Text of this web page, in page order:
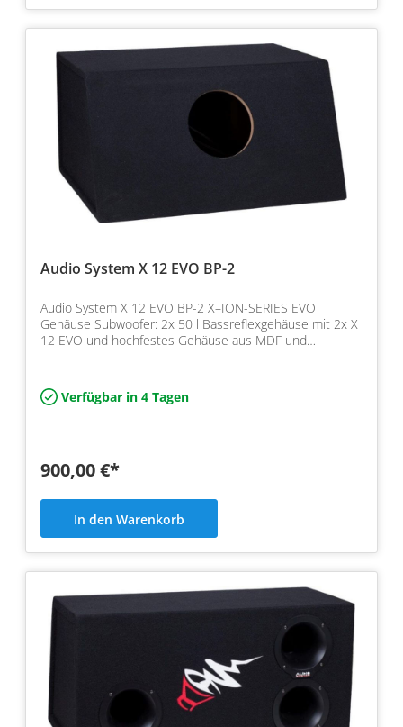
Audio System X 12 EVO BP-2
Audio System X 12 EVO BP-2 X–ION-SERIES EVO
Gehäuse Subwoofer: 2x 50 l Bassreflexgehäuse mit 2x X
12 EVO und hochfestes Gehäuse aus MDF und
Verfügbar in 4 Tagen
900,00 €*
In den Warenkorb